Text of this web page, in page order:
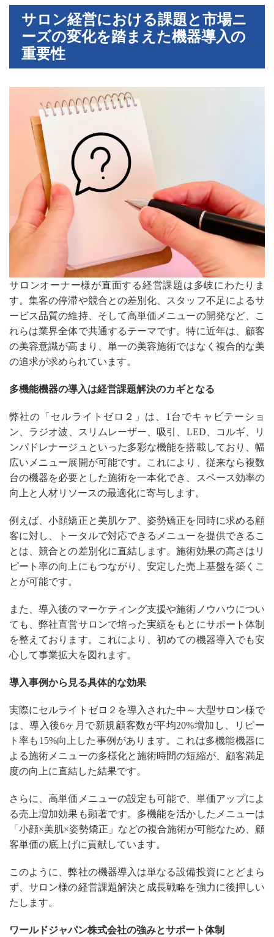
サロン経営における課題と市場ニ
ーズの変化を踏まえた機器導入の
重要性
サロンオーナー様が直面する経営課題は多岐にわたりま
す。集客の停滞や競合との差別化、スタッフ不足によるサ
ービス品質の維持、そして高単価メニューの開発など、こ
れらは業界全体で共通するテーマです。特に近年は、顧客
の美容意識が高まり、単一の美容施術ではなく複合的な美
の追求が求められています。
多機能機器の導入は経営課題解決のカギとなる
弊社の「セルライトゼロ２」は、1台でキャビテーショ
ン、ラジオ波、スリムレーザー、吸引、LED、コルギ、リ
ンパドレナージュといった多彩な機能を搭載しており、幅
広いメニュー展開が可能です。これにより、従来なら複数
台の機器を必要とした施術を一本化でき、スペース効率の
向上と人材リソースの最適化に寄与します。
例えば、小顔矯正と美肌ケア、姿勢矯正を同時に求める顧
客に対し、トータルで対応できるメニューを提供できるこ
とは、競合との差別化に直結します。施術効果の高さはリ
ピート率の向上にもつながり、安定した売上基盤を築くこ
とが可能です。
また、導入後のマーケティング支援や施術ノウハウについ
ても、弊社直営サロンで培った実績をもとにサポート体制
を整えております。これにより、初めての機器導入でも安
心して事業拡大を図れます。
導入事例から見る具体的な効果
実際にセルライトゼロ２を導入された中～大型サロン様で
は、導入後6ヶ月で新規顧客数が平均20%増加し、リピー
ト率も15%向上した事例があります。これは多機能機器に
よる施術メニューの多様化と施術時間の短縮が、顧客満足
度の向上に直結した結果です。
さらに、高単価メニューの設定も可能で、単価アップによ
る売上増加効果も顕著です。多機能を活かしたメニューは
「小顔×美肌×姿勢矯正」などの複合施術が可能なため、顧
客単価の底上げに貢献しています。
このように、弊社の機器導入は単なる設備投資にとどまら
ず、サロン様の経営課題解決と成長戦略を強力に後押しい
たします。
ワールドジャパン株式会社の強みとサポート体制